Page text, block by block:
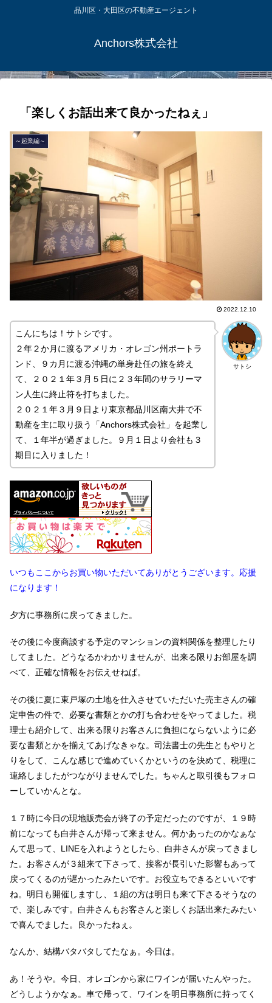
品川区・大田区の不動産エージェント
Anchors株式会社
「楽しくお話出来て良かったねぇ」
～起業編～
2022.12.10
サトシ
こんにちは！サトシです。
２年２か月に渡るアメリカ・オレゴン州ポートラ
ンド、９カ月に渡る沖縄の単身赴任の旅を終え
て、２０２１年３月５日に２３年間のサラリーマ
ン人生に終止符を打ちました。
２０２１年３月９日より東京都品川区南大井で不
動産を主に取り扱う「Anchors株式会社」を起業し
て、１年半が過ぎました。９月１日より会社も３
期目に入りました！
いつもここからお買い物いただいてありがとうございます。応援
になります！
夕方に事務所に戻ってきました。
その後に今度商談する予定のマンションの資料関係を整理したり
してました。どうなるかわかりませんが、出来る限りお部屋を調
べて、正確な情報をお伝えせねば。
その後に夏に東戸塚の土地を仕入させていただいた売主さんの確
定申告の件で、必要な書類とかの打ち合わせをやってました。税
理士も紹介して、出来る限りお客さんに負担にならないように必
要な書類とかを揃えてあげなきゃな。司法書士の先生ともやりと
りをして、こんな感じで進めていくかというのを決めて、税理に
連絡しましたがつながりませんでした。ちゃんと取引後もフォロ
ーしていかんとな。
１７時に今日の現地販売会が終了の予定だったのですが、１９時
前になっても白井さんが帰って来ません。何かあったのかなぁな
んて思って、LINEを入れようとしたら、白井さんが戻ってきまし
た。お客さんが３組来て下さって、接客が長引いた影響もあって
戻ってくるのが遅かったみたいです。お役立ちできるといいです
ね。明日も開催しますし、１組の方は明日も来て下さるそうなの
で、楽しみです。白井さんもお客さんと楽しくお話出来たみたい
で喜んでました。良かったねぇ。
なんか、結構バタバタしてたなぁ。今日は。
あ！そうや。今日、オレゴンから家にワインが届いたんやった。
どうしようかなぁ。車で帰って、ワインを明日事務所に持ってく